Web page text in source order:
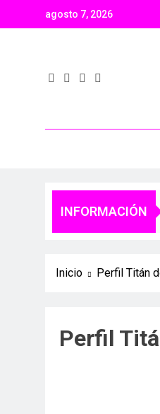
agosto 7, 2026
INFORMACIÓN
Inicio Perfil Titán
Perfil